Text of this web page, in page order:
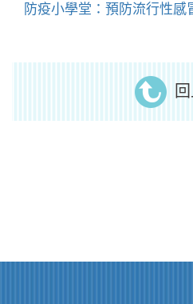
防疫小學堂：預防流行性感